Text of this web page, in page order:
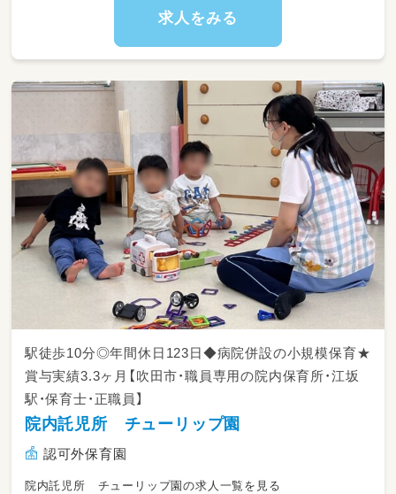
求人をみる
駅徒歩10分◎年間休日123日◆病院併設の小規模保育★
賞与実績3.3ヶ月【吹田市・職員専用の院内保育所・江坂
駅・保育士・正職員】
院内託児所 チューリップ園
認可外保育園
院内託児所 チューリップ園の求人一覧を見る